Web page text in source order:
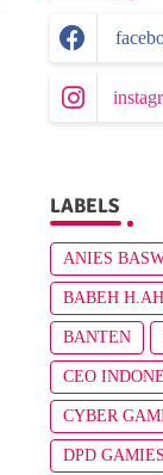
LABELS
ANIES
BABEH
BANTEN
CEO
CYBER
DPD GAMIES